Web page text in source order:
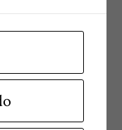
de la
oportuno